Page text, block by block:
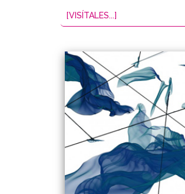
[VISÍTALES...]